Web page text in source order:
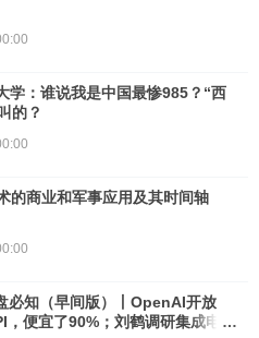
学：谁说我是中国最惨985？“西
的？
的商业和军事应用及其时间轴
必知（早间版）丨OpenAI开放
，便宜了90%；刘鹤调研集成电路